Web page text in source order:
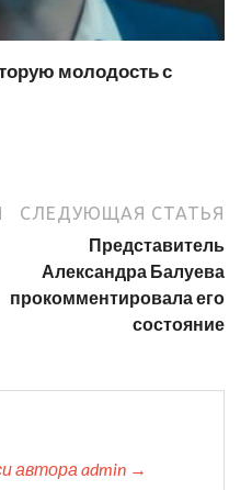
молодость с
СЛЕДУЮЩАЯ СТАТЬЯ
Представитель
Александра Балуева
прокомментировала его
состояние
автора admin →